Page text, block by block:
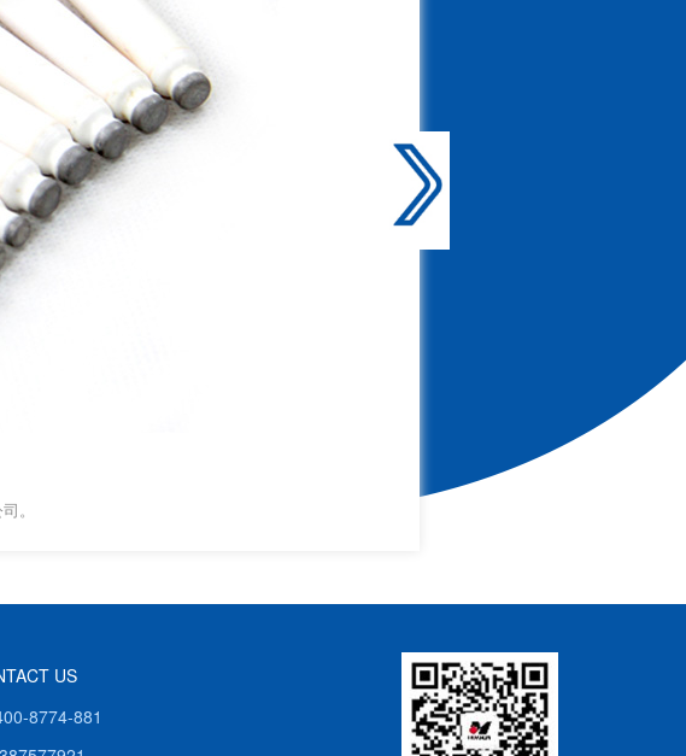
。
US
8774-881